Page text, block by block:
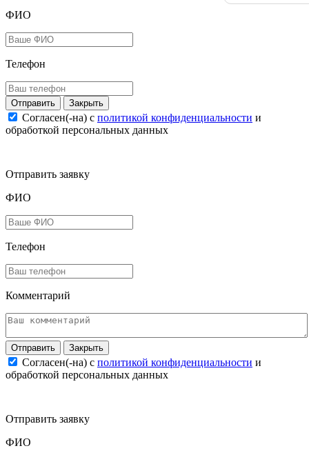
ФИО
Телефон
Закрыть
Согласен(-на) c политикой конфиденциальности и
обработкой персональных данных
Отправить заявку
ФИО
Телефон
Комментарий
Закрыть
Согласен(-на) c политикой конфиденциальности и
обработкой персональных данных
Отправить заявку
ФИО